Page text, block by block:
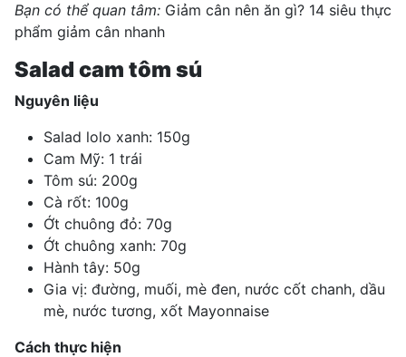
Bạn có thể quan tâm: Giảm cân nên ăn gì? 14 siêu thực
phẩm giảm cân nhanh
Salad cam tôm sú
Nguyên liệu
Salad lolo xanh: 150g
Cam Mỹ: 1 trái
Tôm sú: 200g
Cà rốt: 100g
Ớt chuông đỏ: 70g
Ớt chuông xanh: 70g
Hành tây: 50g
Gia vị: đường, muối, mè đen, nước cốt chanh, dầu
mè, nước tương, xốt Mayonnaise
Cách thực hiện